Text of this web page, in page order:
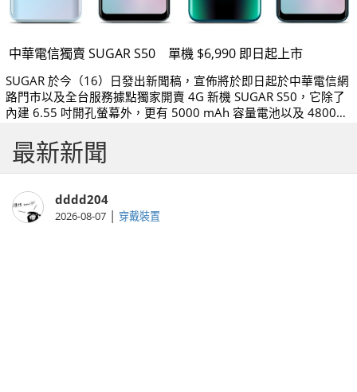
中華電信獨賣 SUGAR S50 單機 $6,990 即日起上市
SUGAR 於今（16）日發出新聞稿，宣佈將於即日起於中華電信網
路門市以及全台服務據點獨家開賣 4G 新機 SUGAR S50，它除了
內建 6.55 吋開孔螢幕外，更有 5000 mAh 容量電池以及 4800
元起。
最新新聞
dddd204
2026-08-07 | 穿戴裝置